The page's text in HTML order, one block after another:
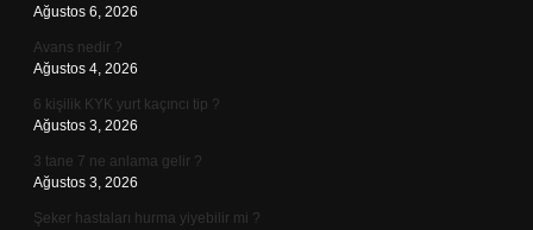
Ağustos 6, 2026
Avans nedir ?
Ağustos 4, 2026
6 kişilik KYK yurt kaçıncı tip ?
Ağustos 3, 2026
3 tane 7 ne anlama gelir ?
Ağustos 3, 2026
Şeker hastaları hurma yiyebilir mi ?